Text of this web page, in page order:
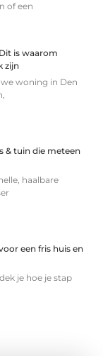
of een
is waarom
zijn
woning in Den
& tuin die meteen
haalbare
een fris huis en
je hoe je stap